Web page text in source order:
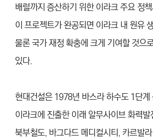
배럴까지 증산하기 위한 이라크 주요 정
이 프로젝트가 완공되면 이라크 내 원유
물론 국가 재정 확충에 크게 기여할 것으
있다.
현대건설은 1978년 바스라 하수도 1단
이라크에 진출한 이래 알무사이브 화력
북부철도, 바그다드 메디컬시티, 카르발